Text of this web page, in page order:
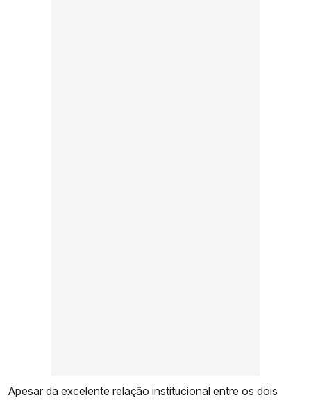
Apesar da excelente relação institucional entre os dois